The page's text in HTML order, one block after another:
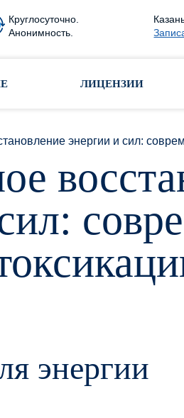
Круглосуточно.
Анонимность.
ЛИЦЕНЗИИ
энергии и сил:
энергии